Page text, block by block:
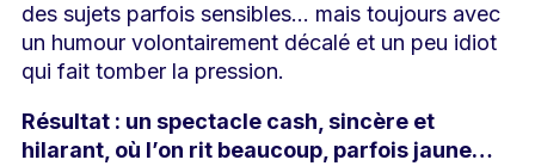
des sujets parfois sensibles… mais toujours avec
un humour volontairement décalé et un peu idiot
qui fait tomber la pression.
Résultat : un spectacle cash, sincère et
hilarant, où l’on rit beaucoup, parfois jaune…